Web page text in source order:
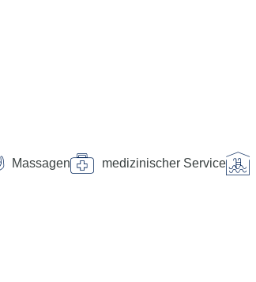
Massagen medizinischer Service